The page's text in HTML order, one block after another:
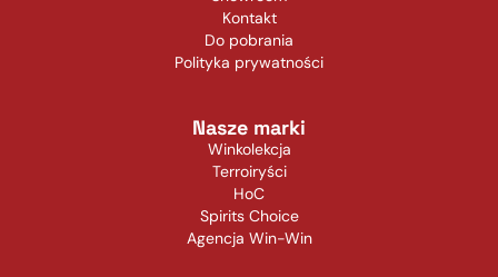
Kontakt
Do pobrania
Polityka prywatności
Nasze marki
Winkolekcja
Terroiryści
HoC
Spirits Choice
Agencja Win-Win